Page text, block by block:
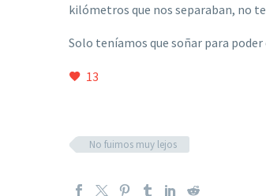
kilómetros que nos separaban, no
Solo teníamos que soñar para
13
No fuimos muy lejos